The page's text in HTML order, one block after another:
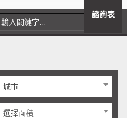
城市
選擇面積
諮詢表